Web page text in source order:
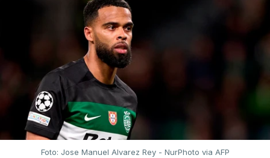
Foto: Jose Manuel Alvarez Rey - NurPhoto via AFP